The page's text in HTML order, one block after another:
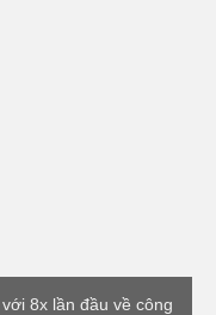
8x lần đầu về công